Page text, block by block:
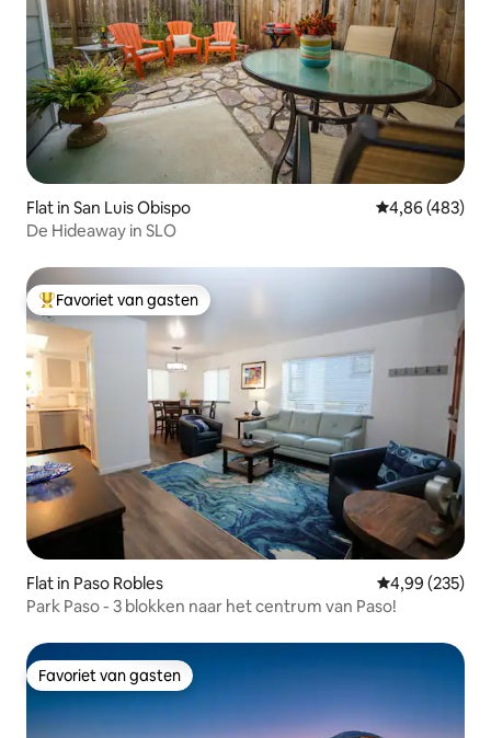
Flat in San Luis Obispo Gemiddelde
4,86 (483)
De Hideaway in SLO
Topfavoriet van gasten
Favoriet van gasten
Flat in Paso Robles Gemiddelde
4,99 (235)
Park Paso - 3 blokken naar het centrum van Paso!
Favoriet van gasten
Favoriet van gasten